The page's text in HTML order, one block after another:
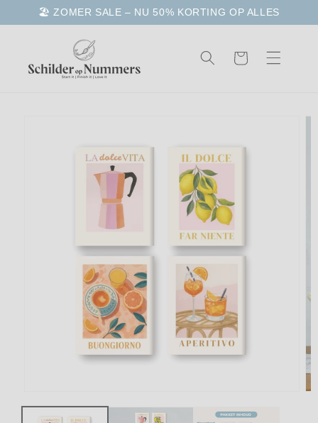
🏖️ ZOMER SALE – NU 50% KORTING OP ALLES
naar de
content
Winkelwagen